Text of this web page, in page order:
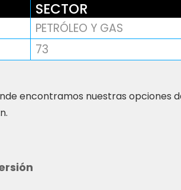
SECTOR
PETRÓLEO Y GAS
73
encontramos nuestras opciones